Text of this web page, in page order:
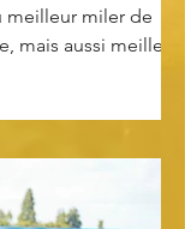
meilleur miler de
mais aussi meilleur